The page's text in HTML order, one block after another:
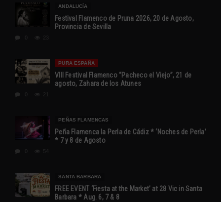
ANDALUCÍA
Festival Flamenco de Pruna 2026, 20 de Agosto,
Provincia de Sevilla
23
PURA ESPAÑA
VIII Festival Flamenco “Pacheco el Viejo”, 21 de
agosto, Zahara de los Atunes
PEÑAS FLAMENCAS
Peña Flamenca la Perla de Cádiz * ‘Noches de Perla’
* 7 y 8 de Agosto
54
SANTA BARBARA
FREE EVENT ‘Fiesta at the Market’ at 28 Vic in Santa
Barbara * Aug. 6, 7 & 8